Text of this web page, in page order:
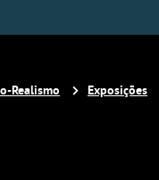
Realismo Exposições